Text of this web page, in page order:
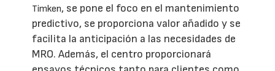
Timken, se pone el foco en el mantenimiento
predictivo, se proporciona valor añadido y se
facilita la anticipación a las necesidades de
MRO. Además, el centro proporcionará